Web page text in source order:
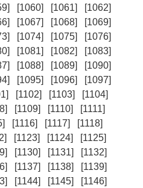
[1060] [1061]
[1062]
[1067] [1068]
[1069]
[1074] [1075]
[1076]
[1081] [1082]
[1083]
[1088] [1089]
[1090]
[1095] [1096]
[1097]
[1102] [1103]
[1104]
[1109] [1110]
[1111]
[1116] [1117]
[1118]
[1123] [1124]
[1125]
[1130] [1131]
[1132]
[1137] [1138]
[1139]
[1144] [1145]
[1146]